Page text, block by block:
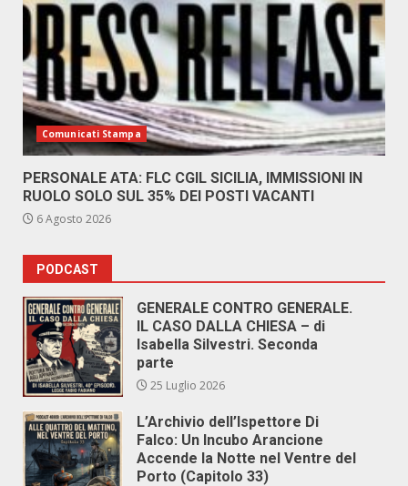
Comunicati Stampa
PERSONALE ATA: FLC CGIL SICILIA, IMMISSIONI IN
RUOLO SOLO SUL 35% DEI POSTI VACANTI
6 Agosto 2026
PODCAST
GENERALE CONTRO GENERALE.
IL CASO DALLA CHIESA – di
Isabella Silvestri. Seconda
parte
25 Luglio 2026
L’Archivio dell’Ispettore Di
Falco: Un Incubo Arancione
Accende la Notte nel Ventre del
Porto (Capitolo 33)